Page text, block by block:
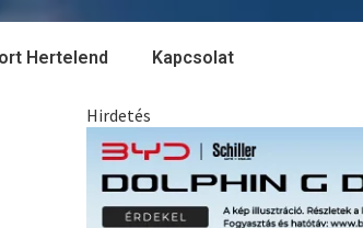
Hertelend Kapcsolat
Hirdetés